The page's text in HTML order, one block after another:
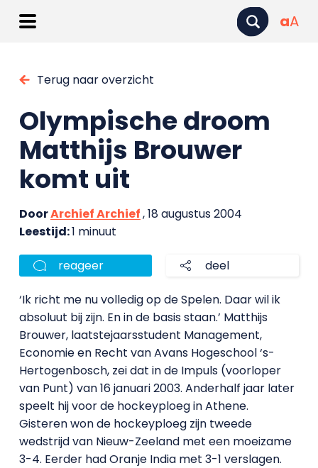
aA
Terug naar overzicht
Olympische droom
Matthijs Brouwer
komt uit
DoorArchief Archief, 18 augustus 2004
Leestijd:1 minuut
reageer deel
‘Ik richt me nu volledig op de Spelen. Daar wil ik
absoluut bij zijn. En in de basis staan.’ Matthijs
Brouwer, laatstejaarsstudent Management,
Economie en Recht van Avans Hogeschool ‘s-
Hertogenbosch, zei dat in de Impuls (voorloper
van Punt) van 16 januari 2003. Anderhalf jaar later
speelt hij voor de hockeyploeg in Athene.
Gisteren won de hockeyploeg zijn tweede
wedstrijd van Nieuw-Zeeland met een moeizame
3-4. Eerder had Oranje India met 3-1 verslagen.